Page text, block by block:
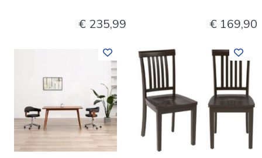
€ 235,99 € 169,90